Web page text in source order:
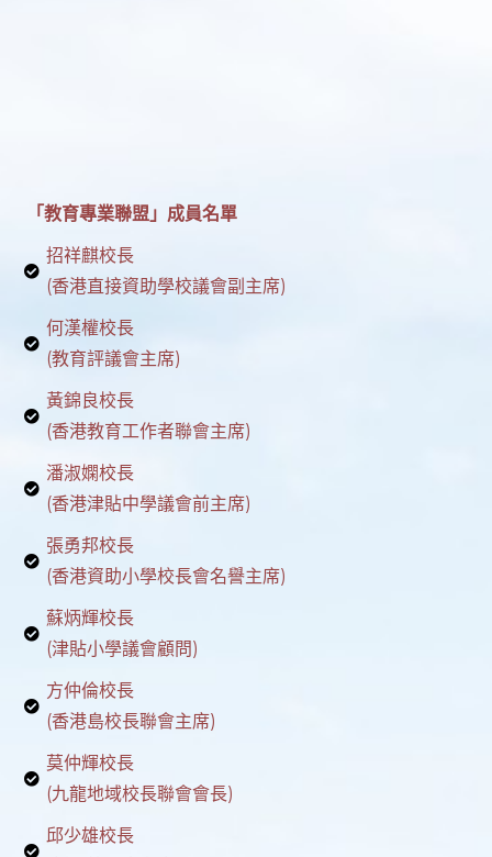
「教育專業聯盟」成員名單
招祥麒校長
(香港直接資助學校議會副主席)
何漢權校長
(教育評議會主席)
黃錦良校長
(香港教育工作者聯會主席)
潘淑嫻校長
(香港津貼中學議會前主席)
張勇邦校長
(香港資助小學校長會名譽主席)
蘇炳輝校長
(津貼小學議會顧問)
方仲倫校長
(香港島校長聯會主席)
莫仲輝校長
(九龍地域校長聯會會長)
邱少雄校長